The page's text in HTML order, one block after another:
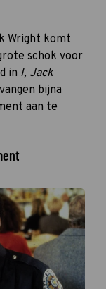
Wright komt
schok voor
in I, Jack
bijna
aan te